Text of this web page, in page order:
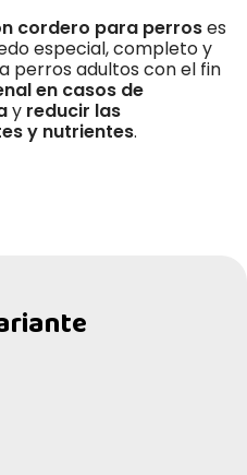
cordero para perroses
especial, completo y
perros adultos con el fin
en casos de
y reducir las
y nutrientes.